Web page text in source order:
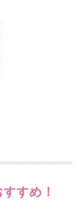
すめ！